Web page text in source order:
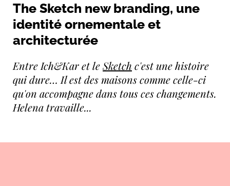
The Sketch new branding, une
identité ornementale et
architecturée
Entre Ich&Kar et leSketch c'est une histoire
qui dure… Il est des maisons comme celle-ci
qu'on accompagne dans tous ces changements.
Helena travaille...